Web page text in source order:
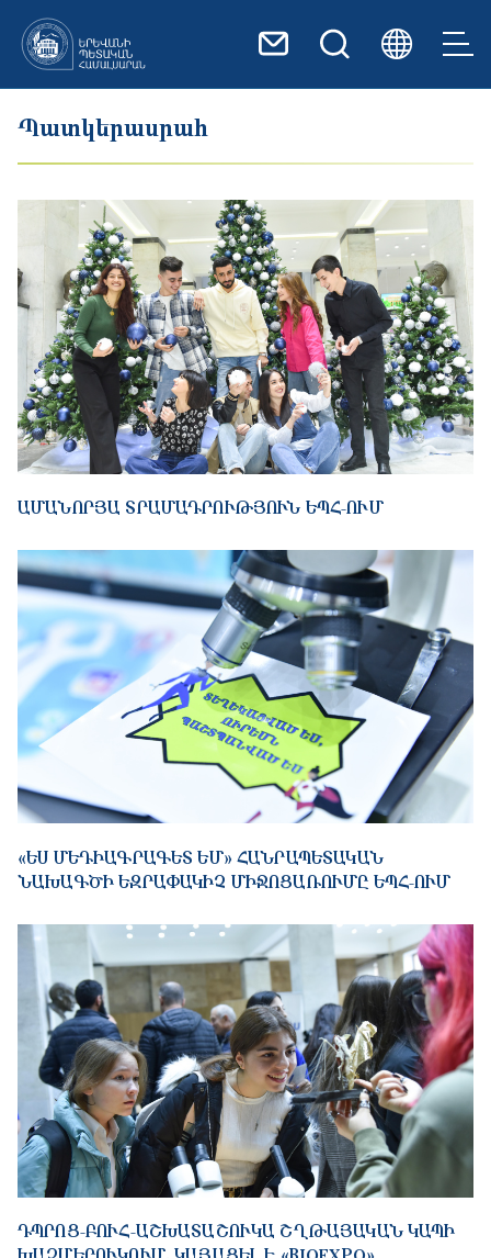
Պատկերասրահ
ԱՄԱՆՈՐՅԱ ՏՐԱՄԱԴՐՈՒԹՅՈՒՆ ԵՊՀ-ՈՒՄ
«ԵՍ ՄԵԴԻԱԳՐԱԳԵՏ ԵՄ» ՀԱՆՐԱՊԵՏԱԿԱՆ
ՆԱԽԱԳԾԻ ԵԶՐԱՓԱԿԻՉ ՄԻՋՈՑԱՌՈՒՄԸ ԵՊՀ-ՈՒՄ
ԴՊՐՈՑ-ԲՈՒՀ-ԱՇԽԱՏԱՇՈՒԿԱ ՇՂԹԱՅԱԿԱՆ ԿԱՊԻ